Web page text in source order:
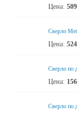
Цена: 509
Сверло
Цена: 524
Сверло по
Цена: 156
Сверло по